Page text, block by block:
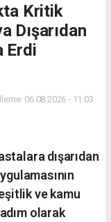
Kritik
Dışarıdan
Erdi
06.08.2026 - 11:03
dışarıdan
ve kamu
olarak